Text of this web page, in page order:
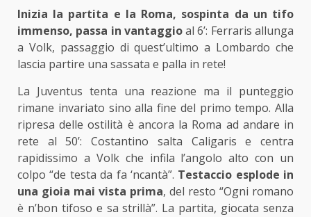
Inizia la partita e la Roma, sospinta da un tifo
immenso, passa in vantaggioal 6’: Ferraris allunga
a Volk, passaggio di quest’ultimo a Lombardo che
lascia partire una sassata e palla in rete!
La Juventus tenta una reazione ma il punteggio
rimane invariato sino alla fine del primo tempo. Alla
ripresa delle ostilità è ancora la Roma ad andare in
rete al 50’: Costantino salta Caligaris e centra
rapidissimo a Volk che infila l’angolo alto con un
colpo “de testa da fa ‘ncantà”. Testaccio esplode in
una gioia mai vista prima, del resto “Ogni romano
è n’bon tifoso e sa strillà”. La partita, giocata senza